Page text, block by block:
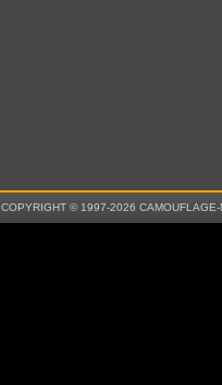
COPYRIGHT © 1997-2026 CAMOUFLAGE-